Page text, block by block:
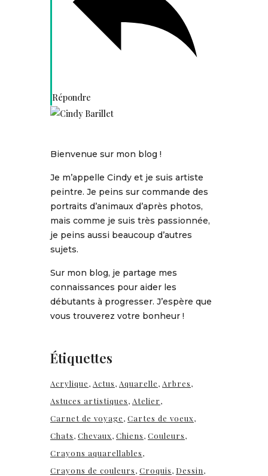
Répondre
Bienvenue sur mon blog !
Je m’appelle Cindy et je suis artiste
peintre. Je peins sur commande des
portraits d’animaux d’après photos,
mais comme je suis très passionnée,
je peins aussi beaucoup d’autres
sujets.
Sur mon blog, je partage mes
connaissances pour aider les
débutants à progresser. J’espère que
vous trouverez votre bonheur !
Étiquettes
Acrylique Actus Aquarelle Arbres
Astuces artistiques Atelier
Carnet de voyage Cartes de voeux
Chats Chevaux Chiens Couleurs
Crayons aquarellables
Crayons de couleurs Croquis Dessin